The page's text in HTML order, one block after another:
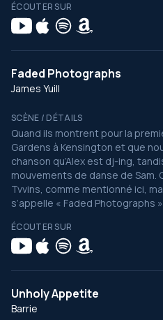
ÉCOUTER SUR
Faded Photographs
James Yuill
SCÈNE / DÉTAILS
Quand ils montrent pour la
Gardens à Kensington et que
chanson qu’Alex est dj-ing,
mouvements de danse de Sam.
Tvvins, comme mentionné ici,
s’appelle « Faded Photographs
ÉCOUTER SUR
Unholy Appetite
Barrie